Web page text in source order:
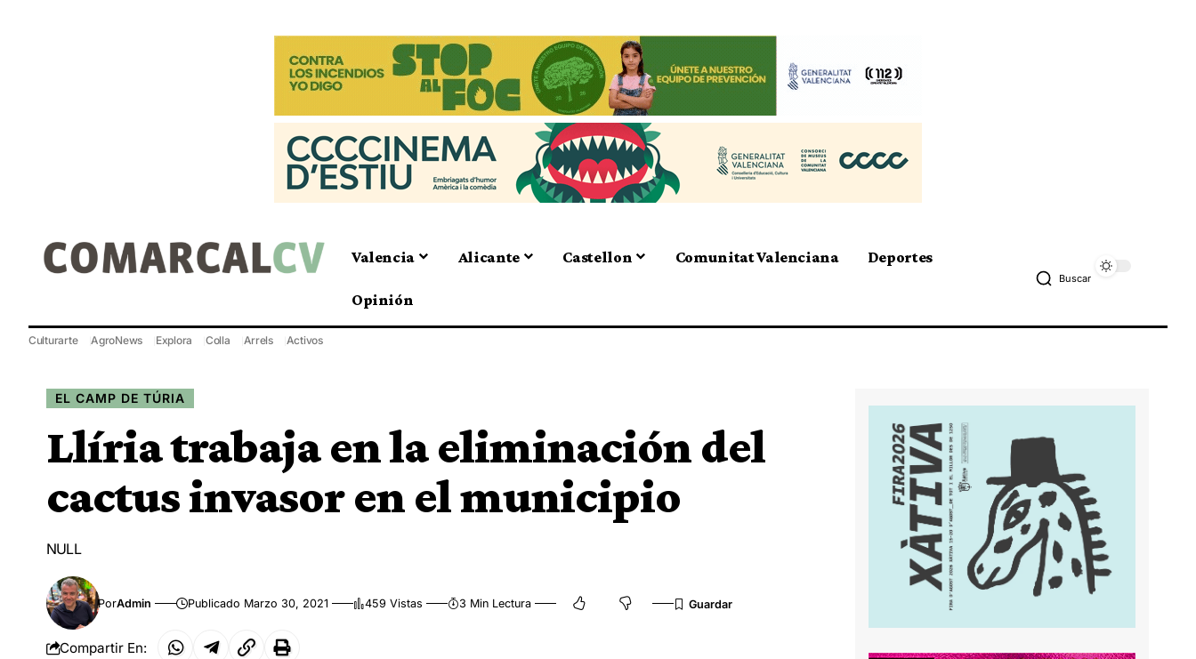
Valencia Alicante Castellon Comunitat Valenciana Deportes
Opinión
Buscar
Culturarte AgroNews Explora Colla Arrels Activos
EL CAMP DE TÚRIA
Llíria trabaja en la eliminación del
cactus invasor en el municipio
NULL
PorAdmin Publicado Marzo 30, 2021 459 Vistas 3 Min Lectura
Compartir En: